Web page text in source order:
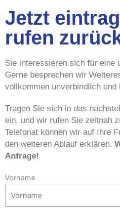
Jetzt
rufen
Sie interessieren sich für eine
Gerne besprechen wir
vollkommen unverbindlich und
Tragen Sie sich in das
ein, und wir rufen Sie zeitnah
Telefonat können wir auf Ihre
den weiteren Ablauf erklären.
Anfrage!
Vorname